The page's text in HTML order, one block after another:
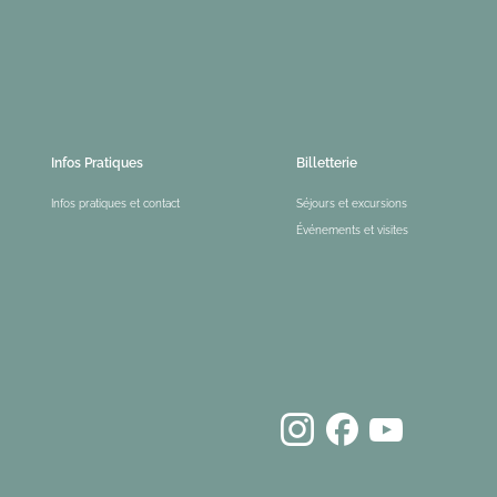
Infos Pratiques
Infos pratiques et contact
Billetterie
Séjours et excursions
Événements et visites